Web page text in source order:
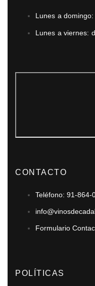
Lunes a
Lunes a viernes:
CONTACTO
Teléfono: 91-864-
Formulario
POLÍTICAS